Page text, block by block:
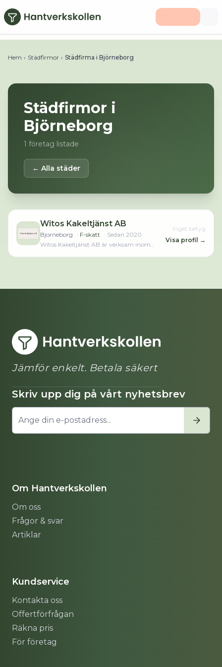
Hoppa till huvudinnehåll
Hem › Städfirmor › Städfirma i Björneborg
Städfirmor i
Björneborg
1 företag listade
← Alla städer
Witos Kakeltjänst AB
Bjorneborg · F-skatt · Sedan 2020
Witos Kakeltjänst AB är verksam inom
Inget betyg
Visa profil →
Jämför enkelt. Betala säkert
Skriv upp dig på vårt nyhetsbrev
Om Hantverkskollen
Om oss
Frågor & svar
Artiklar
Kundservice
Kontakta oss
Offertförfrågan
Räkna pris
För företag